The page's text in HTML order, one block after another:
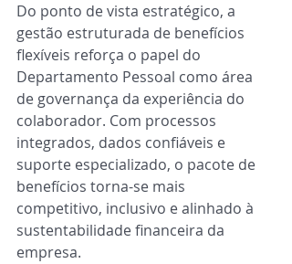
Do ponto de vista estratégico, a
gestão estruturada de benefícios
flexíveis reforça o papel do
Departamento Pessoal como área
de governança da experiência do
colaborador. Com processos
integrados, dados confiáveis e
suporte especializado, o pacote de
benefícios torna-se mais
competitivo, inclusivo e alinhado à
sustentabilidade financeira da
empresa.